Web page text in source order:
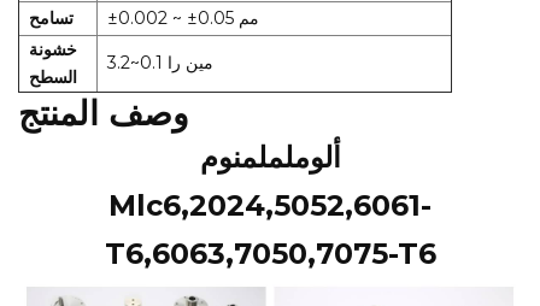
تسامح
±0.002 ~ ±0.05 مم
خشونة
السطح
مين را 0.1~3.2
وصف المنتج
ألوململمنوم
Mlc6,2024,5052,6061-
T6,6063,7050,7075-T6